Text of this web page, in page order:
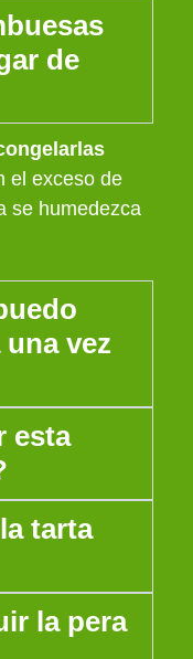
de
el exceso de
se humedezca
vez
esta
tarta
la pera